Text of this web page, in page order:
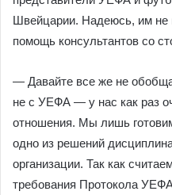
Швейцарии. Надеюсь, им не
помощь консультантов со
— Давайте все же не
не с УЕФА — у нас как раз
отношения. Мы лишь
одно из решений
организации. Так как
требования Протокола